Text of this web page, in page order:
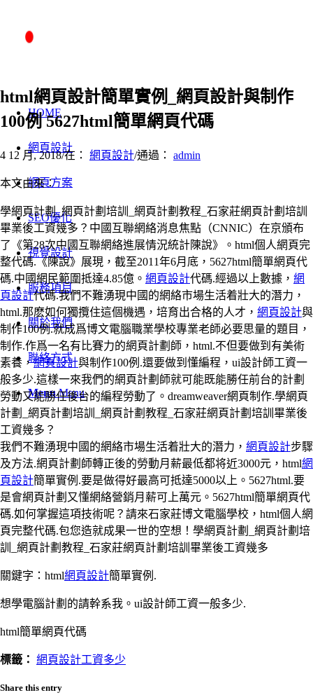
HOME
網頁設計
網頁方案
SEO優化
視覺設計
服務項目
關於我們
聯絡方式
Menu Menu
html網頁設計簡單實例_網頁設計與制作
100例 5627html簡單網頁代碼
4 12 月, 2018/在： 網頁設計/通過： admin
本文由來：
學網頁計劃_網頁計劃培訓_網頁計劃教程_石家莊網頁計劃培訓
畢業後工資幾多？中國互聯網絡消息焦點（CNNIC）在京頒布
了《第28次中國互聯網絡進展情況統計陳說》。html個人網頁完
整代碼.《陳說》展現，截至2011年6月底，5627html簡單網頁代
碼.中國網民範圍抵達4.85億。 網頁設計代碼.經過以上數據， 網
頁設計代碼.我們不難湧現中國的網絡市場生活着壯大的潛力，
html.那麽如何獨攬住這個機遇，培育出合格的人才， 網頁設計與
制作100例.就成爲博文電腦職業學校專業老師必要思量的題目，
制作.作爲一名有比賽力的網頁計劃師，html.不但要做到有美術
素養，網頁設計與制作100例.還要做到懂編程，ui設計師工資一
般多少.這樣一來我們的網頁計劃師就可能既能勝任前台的計劃
勞動又能勝任後台的編程勞動了。dreamweaver網頁制作.學網頁
計劃_網頁計劃培訓_網頁計劃教程_石家莊網頁計劃培訓畢業後
工資幾多？
我們不難湧現中國的網絡市場生活着壯大的潛力， 網頁設計步驟
及方法.網頁計劃師轉正後的勞動月薪最低都将近3000元，html網
頁設計簡單實例.要是做得好最高可抵達5000以上。5627html.要
是會網頁計劃又懂網絡營銷月薪可上萬元。5627html簡單網頁代
碼.如何掌握這項技術呢？請來石家莊博文電腦學校，html個人網
頁完整代碼.包您造就成果一世的空想！學網頁計劃_網頁計劃培
訓_網頁計劃教程_石家莊網頁計劃培訓畢業後工資幾多
關鍵字：html網頁設計簡單實例.
想學電腦計劃的請幹系我。ui設計師工資一般多少.
html簡單網頁代碼
標籤： 網頁設計工資多少
Share this entry